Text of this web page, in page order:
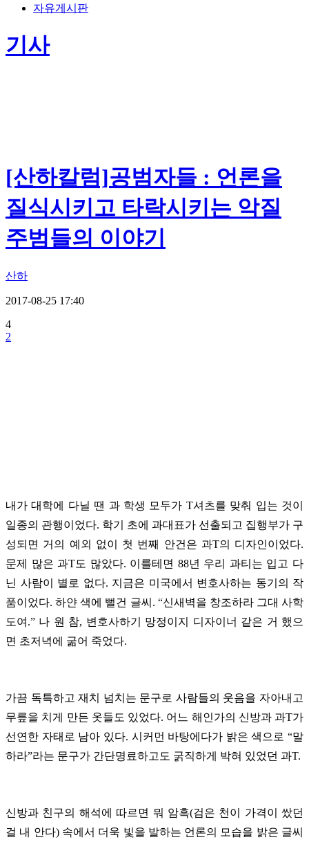
자유게시판
기사
[산하칼럼]공범자들 : 언론을
질식시키고 타락시키는 악질
주범들의 이야기
산하
2017-08-25 17:40
4
2
내가 대학에 다닐 땐 과 학생 모두가 T셔츠를 맞춰 입는 것이
일종의 관행이었다. 학기 초에 과대표가 선출되고 집행부가 구
성되면 거의 예외 없이 첫 번째 안건은 과T의 디자인이었다.
문제 많은 과T도 많았다. 이를테면 88년 우리 과티는 입고 다
닌 사람이 별로 없다. 지금은 미국에서 변호사하는 동기의 작
품이었다. 하얀 색에 뻘건 글씨. “신새벽을 창조하라 그대 사학
도여.” 나 원 참, 변호사하기 망정이지 디자이너 같은 거 했으
면 초저녁에 굶어 죽었다.
가끔 독특하고 재치 넘치는 문구로 사람들의 웃음을 자아내고
무릎을 치게 만든 옷들도 있었다. 어느 해인가의 신방과 과T가
선연한 자태로 남아 있다. 시커먼 바탕에다가 밝은 색으로 “말
하라”라는 문구가 간단명료하고도 굵직하게 박혀 있었던 과T.
신방과 친구의 해석에 따르면 뭐 암흑(검은 천이 가격이 쌌던
걸 내 안다) 속에서 더욱 빛을 발하는 언론의 모습을 밝은 글씨